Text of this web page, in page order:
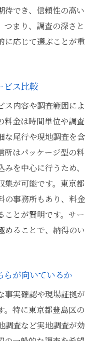
待でき、信頼性の高い
つまり、調査の深さと
に応じて選ぶことが重
ビス比較
ス内容や調査範囲によ
料金は時間単位や調査
な尾行や現地調査を含
所はパッケージ型の料
を中心に行うため、
集が可能です。東京都
の事務所もあり、料金
ことが賢明です。サー
めることで、納得のい
が向いているか
事実確認や現場証拠が
。特に東京都豊島区の
調査など実地調査が効